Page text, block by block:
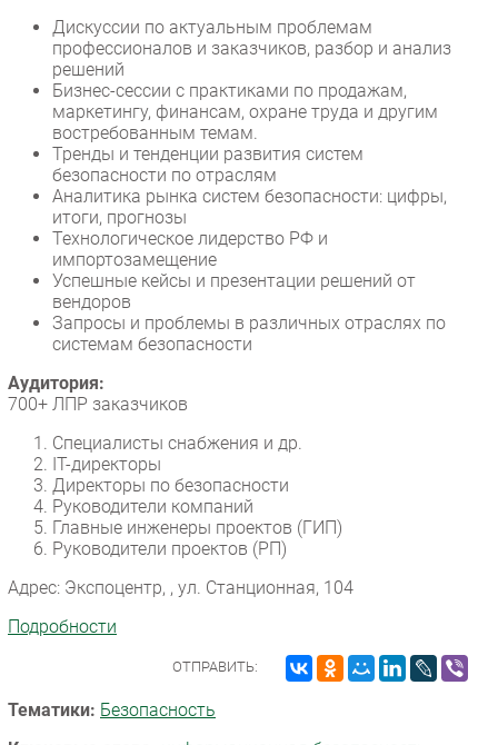
Новости
Аналитика
Интервью
Мероприятия
Проекты
IT класс
Тестовый стенд
Каталог компаний
Дискуссии по актуальным проблемам
профессионалов и заказчиков, разбор и анализ
решений
Бизнес-сессии с практиками по продажам,
маркетингу, финансам, охране труда и другим
востребованным темам.
Тренды и тенденции развития систем
безопасности по отраслям
Аналитика рынка систем безопасности: цифры,
итоги, прогнозы
Технологическое лидерство РФ и
импортозамещение
Успешные кейсы и презентации решений от
вендоров
Запросы и проблемы в различных отраслях по
системам безопасности
Аудитория:
700+ ЛПР заказчиков
Специалисты снабжения и др.
IT-директоры
Директоры по безопасности
Руководители компаний
Главные инженеры проектов (ГИП)
Руководители проектов (РП)
Адрес: Экспоцентр, , ул. Станционная, 104
Подробности
ОТПРАВИТЬ:
Тематики: Безопасность